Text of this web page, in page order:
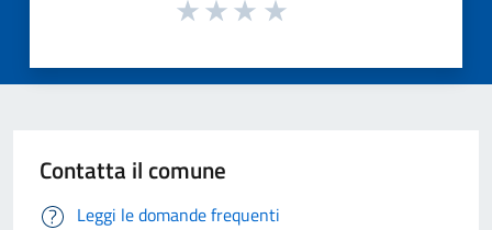
Contatta il comune
Leggi le domande frequenti